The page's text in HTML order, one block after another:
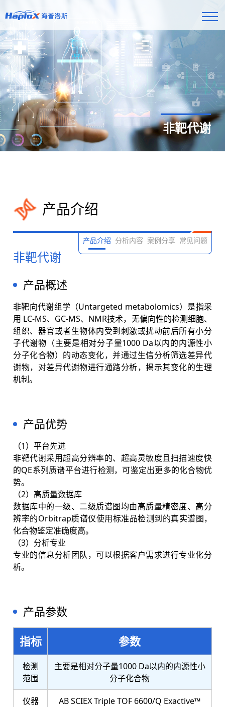
非靶代谢
产品介绍
产品介绍 分析内容 案例分享 常见问题
非靶代谢
产品概述
非靶向代谢组学（Untargeted metabolomics）是指采
用 LC-MS、GC-MS、NMR技术，无偏向性的检测细胞、
组织、器官或者生物体内受到刺激或扰动前后所有小分
子代谢物（主要是相对分子量1000 Da以内的内源性小
分子化合物）的动态变化，并通过生信分析筛选差异代
谢物，对差异代谢物进行通路分析，揭示其变化的生理
机制。
产品优势
（1）平台先进
非靶代谢采用超高分辨率的、超高灵敏度且扫描速度快
的QE系列质谱平台进行检测，可鉴定出更多的化合物优
势。
（2）高质量数据库
数据库中的一级、二级质谱图均由高质量精密度、高分
辨率的Orbitrap质谱仪使用标准品检测到的真实谱图，
化合物鉴定准确度高。
（3）分析专业
专业的信息分析团队，可以根据客户需求进行专业化分
析。
产品参数
指标
参数
检测
范围
主要是相对分子量1000 Da以内的内源性小
分子化合物
仪器
AB SCIEX Triple TOF 6600/Q Exactive™